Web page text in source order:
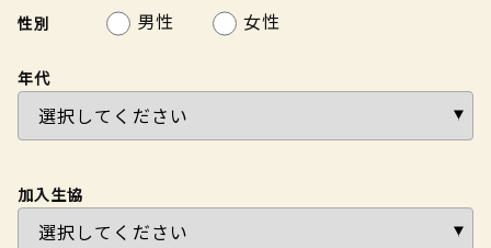
性別 男性 女性
年代
加入生協